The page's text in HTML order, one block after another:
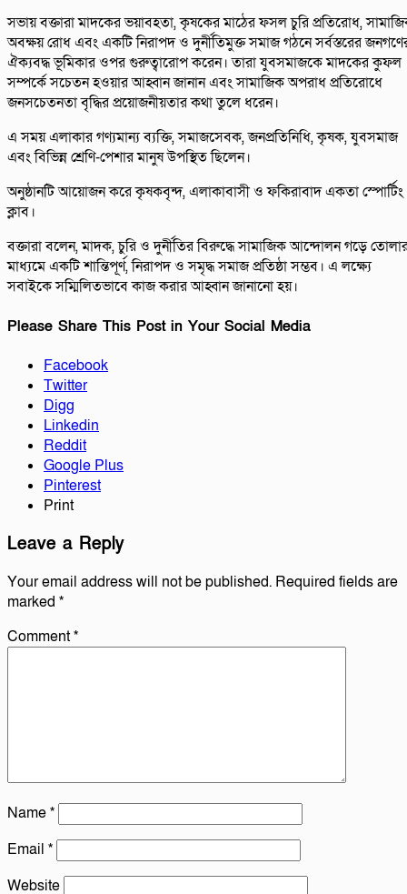
সভায় বক্তারা মাদকের ভয়াবহতা, কৃষকের মাঠের ফসল চুরি প্রতিরোধ,
অবক্ষয় রোধ এবং একটি নিরাপদ ও দুর্নীতিমুক্ত সমাজ গঠনে সর্বস্তরের
ঐক্যবদ্ধ ভূমিকার ওপর গুরুত্বারোপ করেন। তারা যুবসমাজকে মাদকের কুফল
সম্পর্কে সচেতন হওয়ার আহ্বান জানান এবং সামাজিক অপরাধ প্রতিরোধে
জনসচেতনতা বৃদ্ধির প্রয়োজনীয়তার কথা তুলে ধরেন।
এ সময় এলাকার গণ্যমান্য ব্যক্তি, সমাজসেবক, জনপ্রতিনিধি, কৃষক, যুবসমাজ
এবং বিভিন্ন শ্রেণি-পেশার মানুষ উপস্থিত ছিলেন।
অনুষ্ঠানটি আয়োজন করে কৃষকবৃন্দ, এলাকাবাসী ও ফকিরাবাদ একতা স্পোর্টিং
ক্লাব।
বক্তারা বলেন, মাদক, চুরি ও দুর্নীতির বিরুদ্ধে সামাজিক আন্দোলন গড়ে
মাধ্যমে একটি শান্তিপূর্ণ, নিরাপদ ও সমৃদ্ধ সমাজ প্রতিষ্ঠা সম্ভব। এ লক্ষ্যে
সবাইকে সম্মিলিতভাবে কাজ করার আহ্বান জানানো হয়।
Please Share This Post in Your Social Media
Facebook
Twitter
Digg
Linkedin
Reddit
Google Plus
Pinterest
Print
Leave a Reply
Your email address will not be published. Required fields are
marked *
Comment*
Name*
Email *
Website